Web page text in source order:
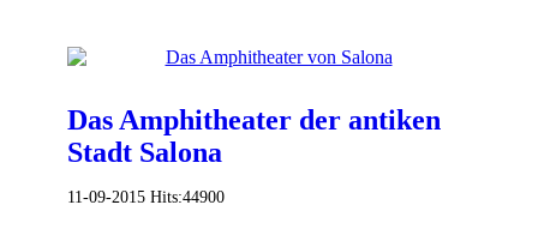
Das Amphitheater der antiken
Stadt Salona
11-09-2015 Hits:44900